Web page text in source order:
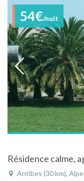
54€/nuit
Antibes (30 km), Alpes-